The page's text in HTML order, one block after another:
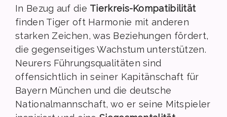
In Bezug auf die Tierkreis-Kompatibilität
finden Tiger oft Harmonie mit anderen
starken Zeichen, was Beziehungen fördert,
die gegenseitiges Wachstum unterstützen.
Neurers Führungsqualitäten sind
offensichtlich in seiner Kapitänschaft für
Bayern München und die deutsche
Nationalmannschaft, wo er seine Mitspieler